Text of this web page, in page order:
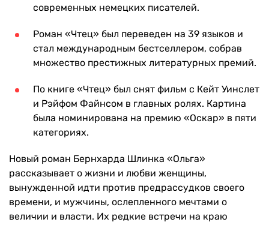
современных немецких писателей.
Роман «Чтец» был переведен на 39 языков и
стал международным бестселлером, собрав
множество престижных литературных премий.
По книге «Чтец» был снят фильм с Кейт Уинслет
и Рэйфом Файнсом в главных ролях. Картина
была номинирована на премию «Оскар» в пяти
категориях.
Новый роман Бернхарда Шлинка «Ольга»
рассказывает о жизни и любви женщины,
вынужденной идти против предрассудков своего
времени, и мужчины, ослепленного мечтами о
величии и власти. Их редкие встречи на краю